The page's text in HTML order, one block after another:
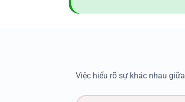
Việc hiểu rõ sự khác nhau giữa